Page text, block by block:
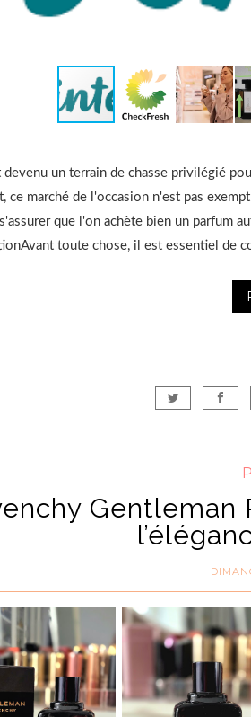
un terrain de chasse privilégié
ce marché de l'occasion n'est pas
que l'on achète bien un parfum
toute chose, il est essentiel de
Gentleman